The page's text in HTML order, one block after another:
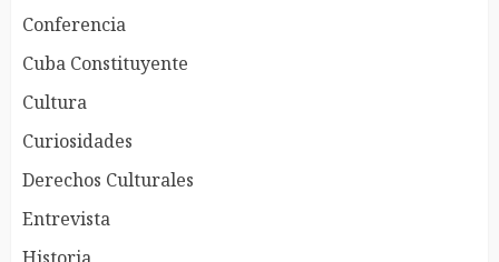
Conferencia
Cuba Constituyente
Cultura
Curiosidades
Derechos Culturales
Entrevista